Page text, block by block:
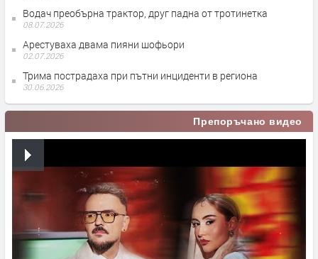
Водач преобърна трактор, друг падна от тротинетка
08.07.2026
Арестуваха двама пияни шофьори
02.07.2026
Трима пострадаха при пътни инциденти в региона
30.06.2026
Препоръчано видео